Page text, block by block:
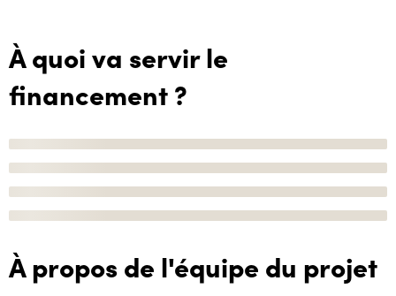
À quoi va servir le
financement ?
À propos de l'équipe du projet